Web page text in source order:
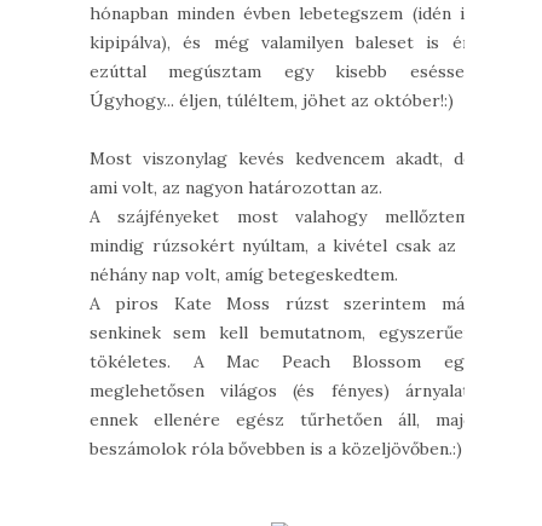
hónapban minden évben lebetegszem (idén is
kipipálva), és még valamilyen baleset is ér,
ezúttal megúsztam egy kisebb eséssel.
Úgyhogy... éljen, túléltem, jöhet az október!:)
Most viszonylag kevés kedvencem akadt, de
ami volt, az nagyon határozottan az.
A szájfényeket most valahogy mellőztem,
mindig rúzsokért nyúltam, a kivétel csak az a
néhány nap volt, amíg betegeskedtem.
A piros Kate Moss rúzst szerintem már
senkinek sem kell bemutatnom, egyszerűen
tökéletes. A Mac Peach Blossom egy
meglehetősen világos (és fényes) árnyalat,
ennek ellenére egész tűrhetően áll, majd
beszámolok róla bővebben is a közeljövőben.:)